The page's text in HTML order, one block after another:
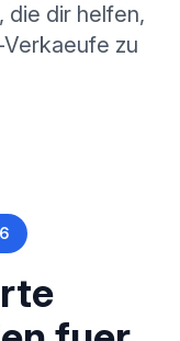
die dir helfen,
zu